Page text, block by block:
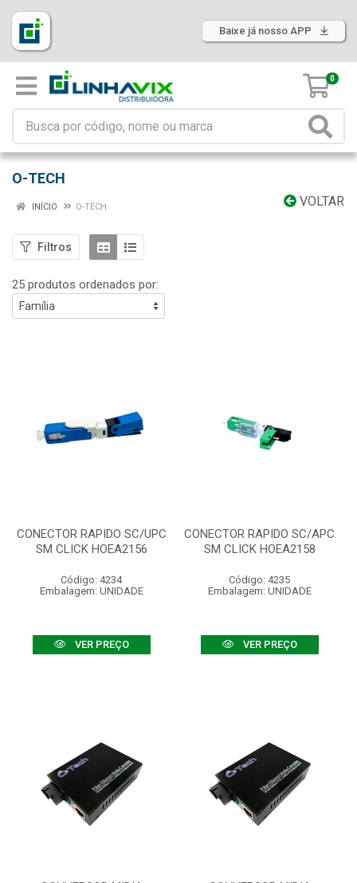
Baixe já nosso APP
0
O-TECH
VOLTAR
INÍCIO O-TECH
Filtros
25 produtos ordenados por:
CONECTOR RAPIDO SC/UPC
SM CLICK HOEA2156
Código: 4234
Embalagem: UNIDADE
VER PREÇO
CONECTOR RAPIDO SC/APC
SM CLICK HOEA2158
Código: 4235
Embalagem: UNIDADE
VER PREÇO